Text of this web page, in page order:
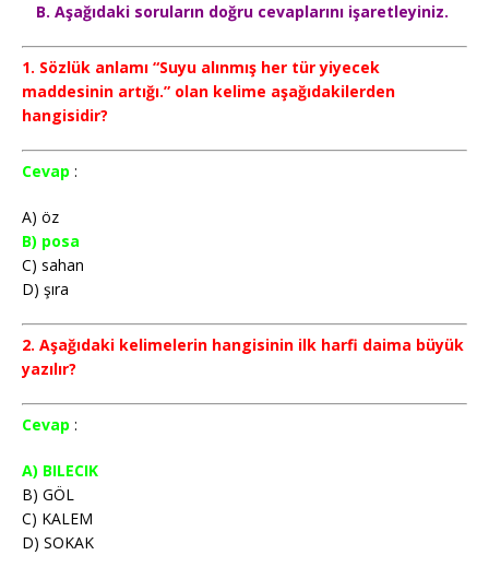
B. Aşağıdaki soruların doğru cevaplarını işaretleyiniz.
1. Sözlük anlamı “Suyu alınmış her tür yiyecek
maddesinin artığı.” olan kelime aşağıdakilerden
hangisidir?
Cevap :
A) öz
B) posa
C) sahan
D) şıra
2. Aşağıdaki kelimelerin hangisinin ilk harfi daima büyük
yazılır?
Cevap :
A) BILECIK
B) GÖL
C) KALEM
D) SOKAK